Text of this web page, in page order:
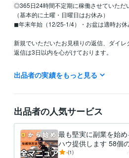
◎365日24時間不定期に稼働させていただ
（基本的に土曜・日曜日はお休み）
◼︎年末年始（12/25-1/4）・お盆は適時お休
新規でいただいたお見積りの返信、ダイ
返信は3日以内を心がけております。
どうぞよろしくお願いいたします！
コンサルティング・士業 事業開発・構
出品者の実績をもっと見る
出品者の人気サービス
最も堅実に副業を始め
ハウ提供します 58個
を作ってきた企業家
-(1)